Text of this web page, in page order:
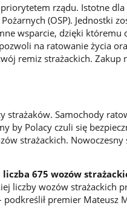
rządu. Istotne
(OSP). Jednostki
wsparcie, dzięki
na ratowanie życia
remiz strażackich. Zakup
strażaków. Samochody
by Polacy czuli się
strażackich.
675 wozów
liczby wozów strażackich
podkreślił premier Mateusz